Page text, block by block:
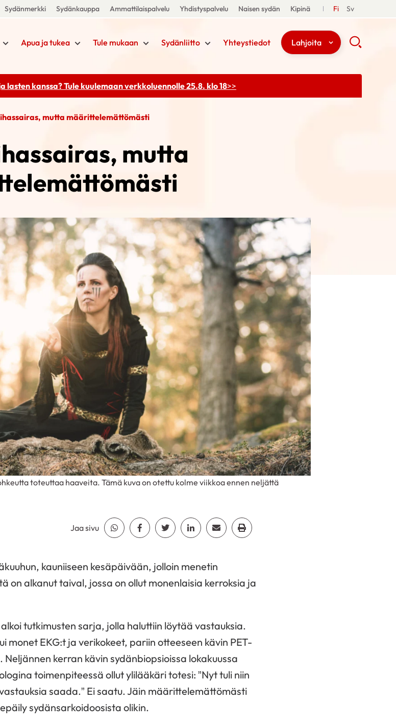
Sydänmerkki Sydänkauppa Ammattilaispalvelu Yhdistyspalvelu Naisen sydän Kipinä Fi Sv
Apua ja tukea Tule mukaan Sydänliitto Yhteystiedot Lahjoita
kanssa? Tule kuulemaanverkkoluennolle 25.8. klo 18>>
mutta määrittelemättömästi
mutta
Jaa sivu Jaa Whatsapp
Jaa Facebook
Jaa TwitterJaa LinkedinJaa EmailJaa Print
toteuttaa haaveita. Tämä kuva on otettu kolme viikkoa ennen neljättä
kauniiseen kesäpäivään, jolloin menetin
on alkanut taival, jossa on ollut monenlaisia kerroksia ja
tutkimusten sarja, jolla haluttiin löytää vastauksia.
monet EKG:t ja verikokeet, pariin otteeseen kävin PET-
Neljännen kerran kävin sydänbiopsioissa lokakuussa
toimenpiteessä ollut ylilääkäri totesi: ”Nyt tuli niin
saada.” Ei saatu. Jäin määrittelemättömästi
sydänsarkoidoosista olikin.